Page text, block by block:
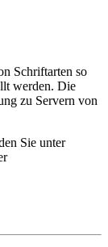
Schriftarten so
werden. Die
zu Servern von
Sie unter